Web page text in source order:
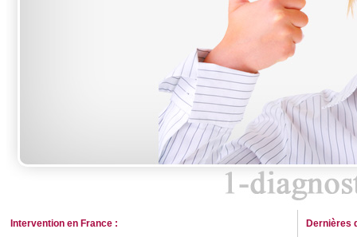
Intervention en France :
Dernières